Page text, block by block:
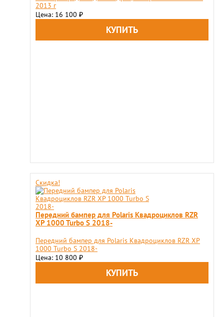
2013 г
Цена: 16 100 ₽
Скидка!
Передний бампер для Polaris Квадроциклов RZR
XP 1000 Turbo S 2018-
Передний бампер для Polaris Квадроциклов RZR XP
1000 Turbo S 2018-
Цена: 10 800 ₽